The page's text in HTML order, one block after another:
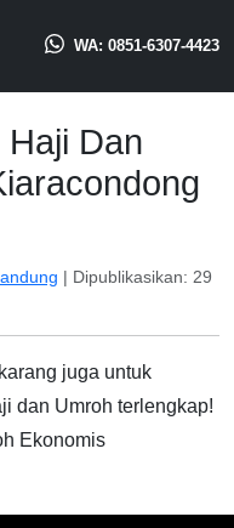
WA: 0851-6307-4423
Dan
| Dipublikasikan: 29
juga untuk
dan Umroh terlengkap!
Ekonomis